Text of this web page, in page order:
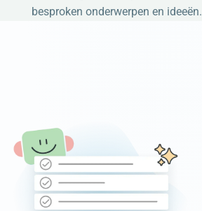
besproken onderwerpen en ideeën.